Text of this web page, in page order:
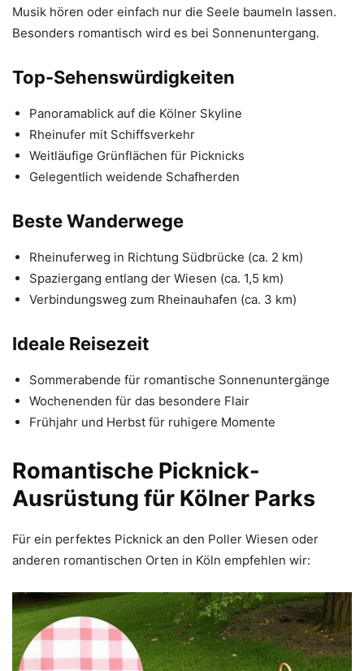
Musik hören oder einfach nur die Seele baumeln lassen.
Besonders romantisch wird es bei Sonnenuntergang.
Top-Sehenswürdigkeiten
Panoramablick auf die Kölner Skyline
Rheinufer mit Schiffsverkehr
Weitläufige Grünflächen für Picknicks
Gelegentlich weidende Schafherden
Beste Wanderwege
Rheinuferweg in Richtung Südbrücke (ca. 2 km)
Spaziergang entlang der Wiesen (ca. 1,5 km)
Verbindungsweg zum Rheinauhafen (ca. 3 km)
Ideale Reisezeit
Sommerabende für romantische Sonnenuntergänge
Wochenenden für das besondere Flair
Frühjahr und Herbst für ruhigere Momente
Romantische Picknick-
Ausrüstung für Kölner Parks
Für ein perfektes Picknick an den Poller Wiesen oder
anderen romantischen Orten in Köln empfehlen wir: